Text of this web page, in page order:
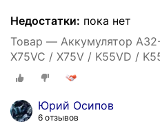
Недостатки: пока нет
Товар — Аккумулятор
X75VC / X75V / K55VD /
/ X55C / X75VB / K55VM /
5200mah
Юрий Осипов
6 отзывов